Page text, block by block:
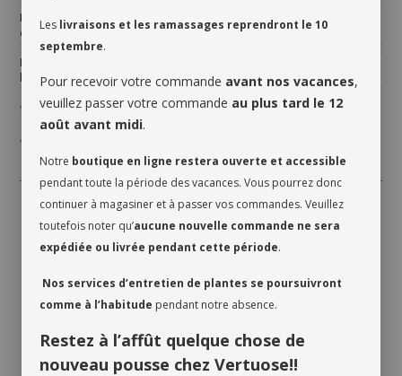
Les fleurs qui constituent l’arrangement peuvent varier selon les
disponibilités saisonnières.
Le style et l’impact visuel sont identiques, peu importe les variétés et
les couleurs que nous utilisons.
* bouquet lié
* contenant en sus
PRODUITS RECOMMANDÉS
Les livraisons et les ramassages reprendront le 10
septembre.
Pour recevoir votre commande avant nos vacances,
veuillez passer votre commande au plus tard le 12
août avant midi.
Notre boutique en ligne restera ouverte et accessible
pendant toute la période des vacances. Vous pourrez donc
continuer à magasiner et à passer vos commandes. Veuillez
toutefois noter qu’aucune nouvelle commande ne sera
expédiée ou livrée pendant cette période.
Nos services d’entretien de plantes se poursuivront
comme à l’habitude pendant notre absence.
Restez à l’affût quelque chose de
nouveau pousse chez Vertuose!!